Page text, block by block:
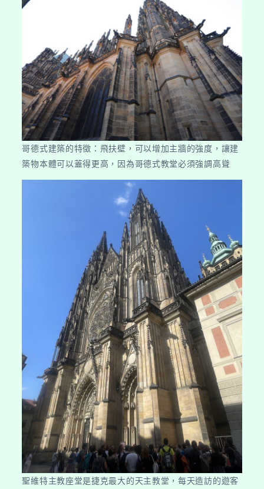
哥德式建築的特徵：飛扶壁，可以增加主牆的強度，讓建
築物本體可以蓋得更高，因為哥德式教堂必須強調高聳
聖維特主教座堂是捷克最大的天主教堂，每天造訪的遊客